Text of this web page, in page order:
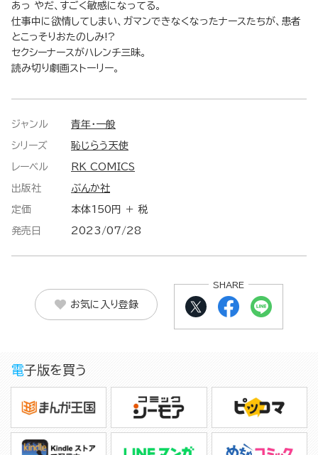
あっ やだ、すごく敏感になってる。
仕事中に欲情してしまい、ガマンできなくなったナースたちが、患者
とこっそりおたのしみ!?
セクシーナースがハレンチ三昧。
読み切り劇画ストーリー。
ジャンル 青年・一般
シリーズ 恥じらう天使
レーベル RK COMICS
出版社 ぶんか社
定価 本体150円 ＋ 税
発売日 2023/07/28
お気に入り登録
SHARE
電子版を買う